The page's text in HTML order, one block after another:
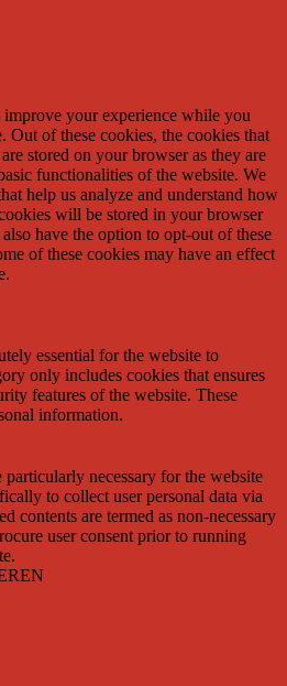
improve your experience while you
Out of these cookies, the cookies that
stored on your browser as they are
functionalities of the website. We
help us analyze and understand how
will be stored in your browser
have the option to opt-out of these
of these cookies may have an effect
essential for the website to
only includes cookies that ensures
features of the website. These
information.
necessary for the website
to collect user personal data via
contents are termed as non-necessary
user consent prior to running